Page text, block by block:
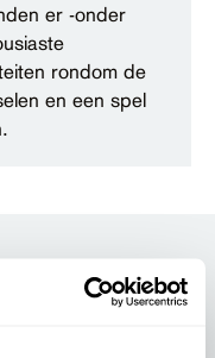
er -onder
rondom de
en een spel